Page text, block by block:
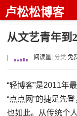
卢松松博客
从文艺青年到
阅读量 | 分类:免
“轻博客”是2011年
“点点网”的捷足先
也如此。从传统个